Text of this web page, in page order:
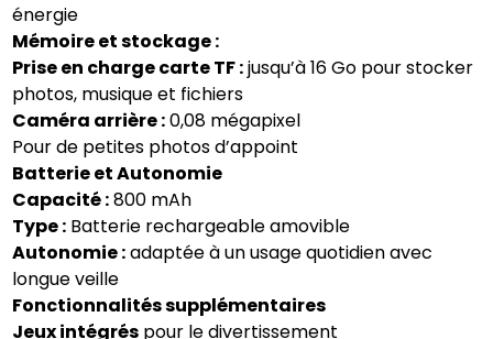
énergie
Mémoire et stockage :
Prise en charge carte TF :jusqu’à 16 Go pour stocker
photos, musique et fichiers
Caméra arrière :0,08 mégapixel
Pour de petites photos d’appoint
Batterie et Autonomie
Capacité :800 mAh
Type : Batterie rechargeable amovible
Autonomie :adaptée à un usage quotidien avec
longue veille
Fonctionnalités supplémentaires
Jeux intégrés pour le divertissement